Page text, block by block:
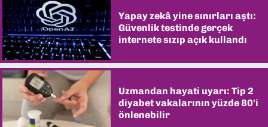
Yapay zekâ yine sınırları aştı:
Güvenlik testinde gerçek
internete sızıp açık kullandı
Uzmandan hayati uyarı: Tip 2
diyabet vakalarının yüzde 80'i
önlenebilir